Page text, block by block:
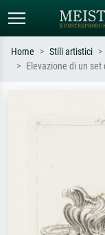
Impressionismo, onda
Home Stili artistici
Elevazione di un